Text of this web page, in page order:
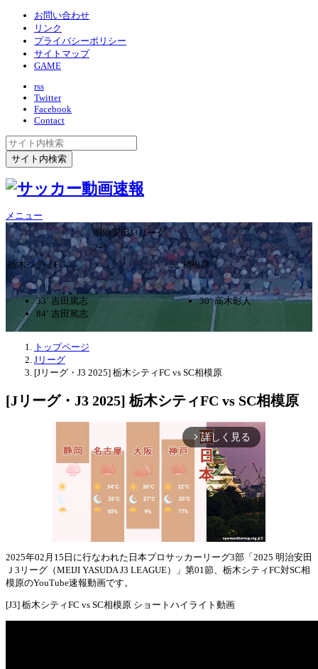
お問い合わせ
リンク
プライバシーポリシー
サイトマップ
GAME
rss
Twitter
Facebook
Contact
メニュー
明治安田J3リーグ
2ｰ1
栃木シティFC
SC相模原
33’ 吉田篤志
84’ 吉田篤志
30’ 高木彰人
トップページ
Jリーグ
[Jリーグ・J3 2025] 栃木シティFC vs SC相模原
[Jリーグ・J3 2025] 栃木シティFC vs SC相模原
arrow_forward_ios 詳しく見る
2025年02月15日に行なわれた日本プロサッカーリーグ3部「2025 明治安田
Ｊ3リーグ（MEIJI YASUDA J3 LEAGUE）」第01節、栃木シティFC対SC相
模原のYouTube速報動画です。
[J3] 栃木シティFC vs SC相模原 ショートハイライト動画